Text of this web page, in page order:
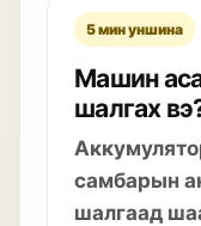
5 мин уншина
Машин
шалгах
самбарын
шалгаад